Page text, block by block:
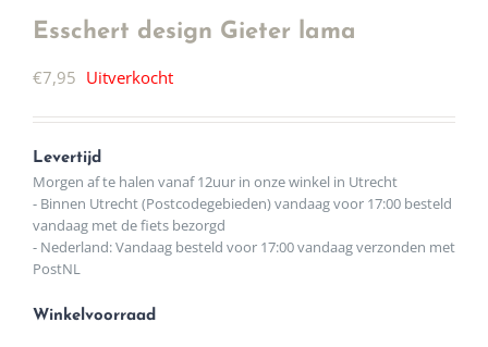
Esschert design Gieter lama
€7,95 Uitverkocht
Levertijd
Morgen af te halen vanaf 12uur in onze winkel in Utrecht
- Binnen Utrecht (Postcodegebieden) vandaag voor 17:00 besteld
vandaag met de fiets bezorgd
- Nederland: Vandaag besteld voor 17:00 vandaag verzonden met
PostNL
Winkelvoorraad